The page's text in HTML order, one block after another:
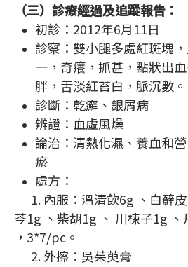
（三）診療經過及追蹤報告：
初診：2012年6月11日
診察：雙小腿多處紅斑塊
一，奇癢，抓甚，點狀出
胖，舌淡紅苔白，脈沉數。
診斷：乾癬、銀屑病
辨證：血虛風燥
論治：清熱化濕、養血和
瘀
處方：
1. 內服：溫清飲6g 、白蘚
芩1g 、柴胡1g 、 川楝子1g
，3*7/pc。
2. 外擦：吳茱萸膏